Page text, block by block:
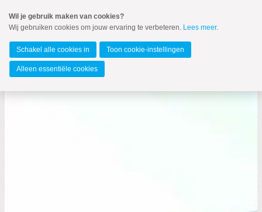
naar
Spring
de
inhoud
Spring
naar
Barendrecht
MENU
Wil je gebruik maken van cookies?
Wij gebruiken cookies om jouw ervaring te verbeteren. Lees meer.
Schakel alle cookies in Toon cookie-instellingen
Alleen essentiële cookies